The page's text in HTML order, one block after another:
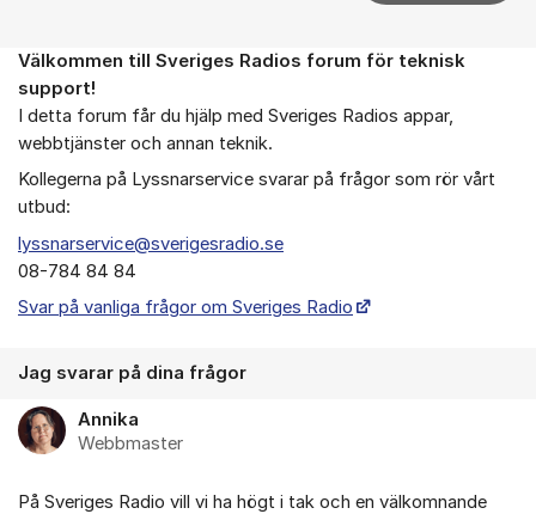
Om forumet
Välkommen till Sveriges Radios forum för teknisk
support!
I detta forum får du hjälp med Sveriges Radios appar,
webbtjänster och annan teknik.
Kollegerna på Lyssnarservice svarar på frågor som rör vårt
utbud:
lyssnarservice@sverigesradio.se
08-784 84 84
Svar på vanliga frågor om Sveriges Radio
Jag svarar på dina frågor
Annika
Webbmaster
På Sveriges Radio vill vi ha högt i tak och en välkomnande